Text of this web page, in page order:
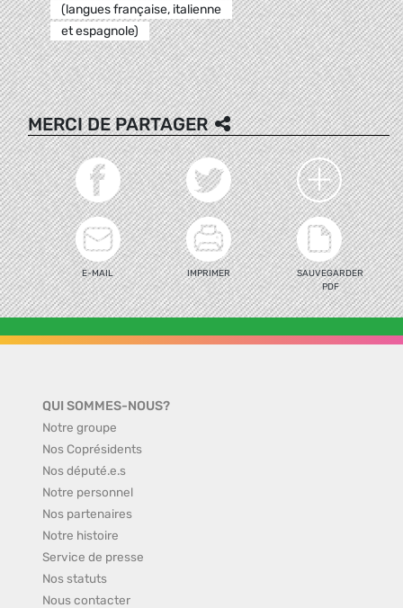
(langues française, italienne
et espagnole)
MERCI DE PARTAGER
E-MAIL IMPRIMER
SAUVEGARDER
PDF
QUI SOMMES-NOUS?
Notre groupe
Nos Coprésidents
Nos député.e.s
Notre personnel
Nos partenaires
Notre histoire
Service de presse
Nos statuts
Nous contacter